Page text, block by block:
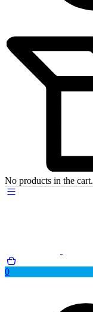
No products in the cart.
0